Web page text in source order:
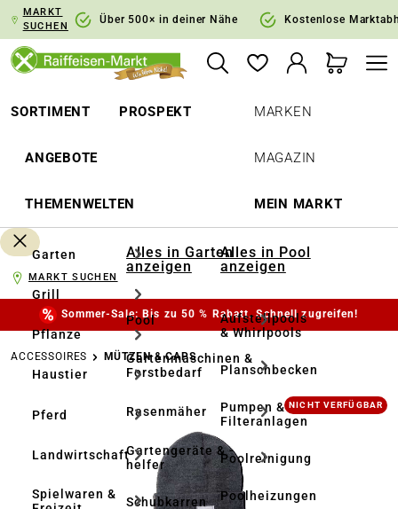
Zur Hauptnavigation springen
MARKT
SUCHEN
Über 500× in deiner Nähe Kostenlose
SORTIMENT PROSPEKT
ANGEBOTE
THEMENWELTEN
MARKEN
MAGAZIN
MEIN MARKT
Garten
Grill
Pflanze
Haustier
Pferd
Landwirtschaft
Spielwaren &
Alles in Garten
anzeigen
Pool
Gartenmaschinen &
Forstbedarf
Rasenmäher
Gartengeräte & -
helfer
Schubkarren
Alles in Pool
anzeigen
Aufstellpools
& Whirlpools
Planschbecken
Pumpen &
Filteranlagen
Poolreinigung
Poolheizungen
MARKT SUCHEN
Sommer-Sale: Bis zu 50 % Rabatt. Schnell zugreifen!
ACCESSOIRES MÜTZEN & CAPS
Bildergalerie überspringen NICHT VERFÜGBAR